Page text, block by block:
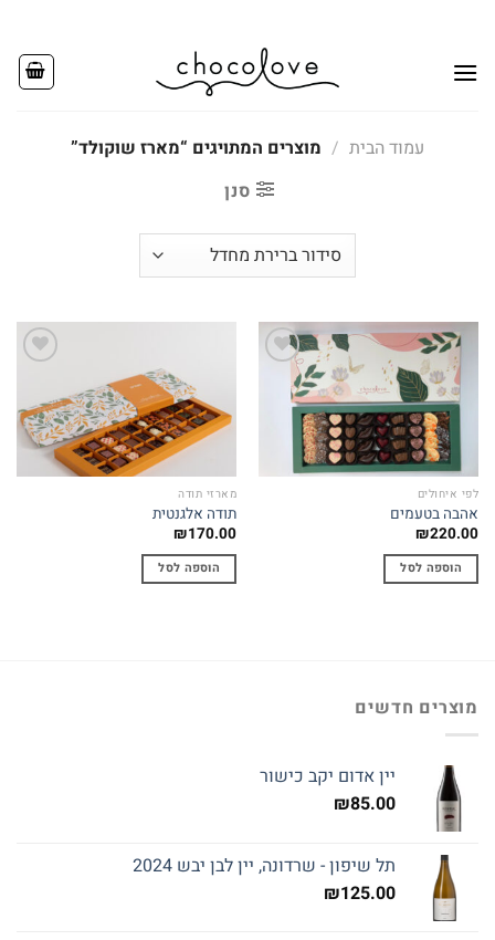
content
עמוד הבית / מוצרים המתויגים “מארז שוקולד”
סנן
wishlist
לפי איחולים
אהבה בטעמים
₪220.00
הוספה לסל
מארזי תודה
תודה אלגנטית
₪170.00
הוספה לסל
מוצרים חדשים
יין אדום יקב כישור
₪85.00
תל שיפון - שרדונה, יין לבן יבש 2024
₪125.00